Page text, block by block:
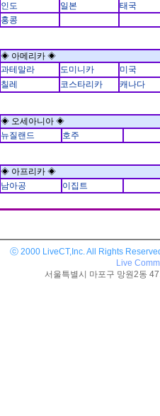
인도
일본
태국
홍콩
◈ 아메리카 ◈
과테말라
도미니카
미국
칠레
코스타리카 캐나다
◈ 오세아니아 ◈
뉴질랜드
호주
◈ 아프리카 ◈
남아공
이집트
ⓒ 2000 LiveCT,Inc. All Rights
Live
서울특별시 마포구 망원2동